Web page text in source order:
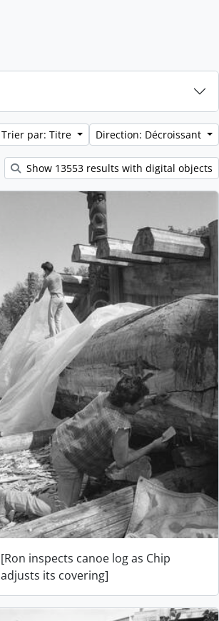
Trier par: Titre Direction: Décroissant
Show 13553 results with digital objects
[Ron inspects canoe log as Chip
adjusts its covering]